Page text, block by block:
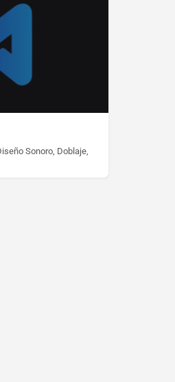
de Video, Publicidad, Subtítulos,
Sonoro, Doblaje, Efectos